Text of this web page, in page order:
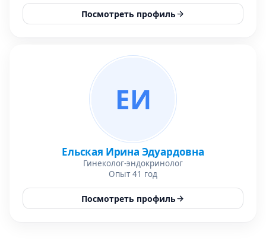
Посмотреть профиль
ЕИ
Ельская Ирина Эдуардовна
Гинеколог-эндокринолог
Опыт 41 год
Посмотреть профиль